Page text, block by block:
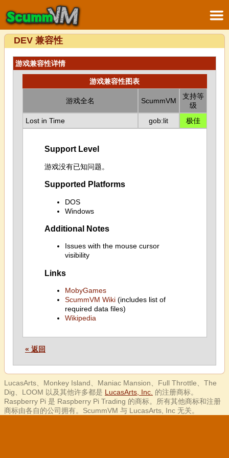
DEV 兼容性
游戏兼容性详情
游戏兼容性图表
游戏全名 ScummVM
支持等
级
Lost in Time
gob:lit 极佳
Support Level
游戏没有已知问题。
Supported Platforms
DOS
Windows
Additional Notes
Issues with the mouse cursor
visibility
Links
MobyGames
ScummVM Wiki(includes list of
required data files)
Wikipedia
« 返回
LucasArts、Monkey Island、Maniac Mansion、Full Throttle、The
Dig、LOOM 以及其他许多都是 LucasArts, Inc. 的注册商标。
Raspberry Pi 是 Raspberry Pi Trading 的商标。所有其他商标和注册
商标由各自的公司拥有。ScummVM 与 LucasArts, Inc 无关。